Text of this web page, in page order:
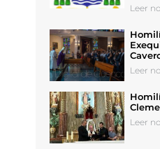
Leer
Leer
Leer